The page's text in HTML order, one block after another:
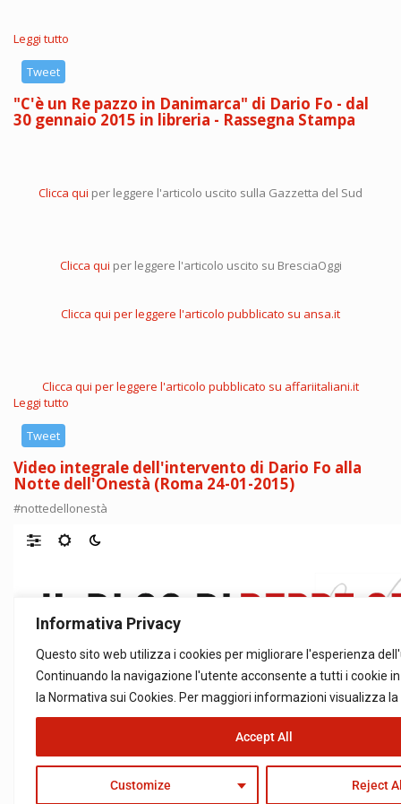
Leggi tutto
di
un
pubblicato
Quotidiano
Tweet
"C'è un Re pazzo in Danimarca" di Dario Fo - dal
30 gennaio 2015 in libreria - Rassegna Stampa
Clicca qui per leggere l'articolo uscito sulla Gazzetta del Sud
Clicca qui per leggere l'articolo uscito su BresciaOggi
Clicca qui per leggere l'articolo pubblicato su ansa.it
Clicca qui per leggere l'articolo pubblicato su affariitaliani.it
Leggi tutto
pazzo
in
di
Dario
Fo
2015
libreria
-
Rassegna
Tweet
Video integrale dell'intervento di Dario Fo alla
Notte dell'Onestà (Roma 24-01-2015)
#nottedellonestà